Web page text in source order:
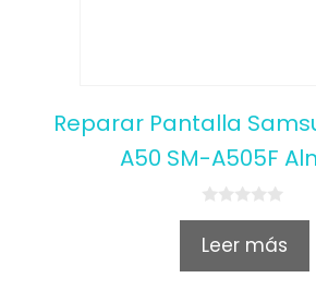
Reparar Pantalla
A50 SM-A505F
0
u
Leer más